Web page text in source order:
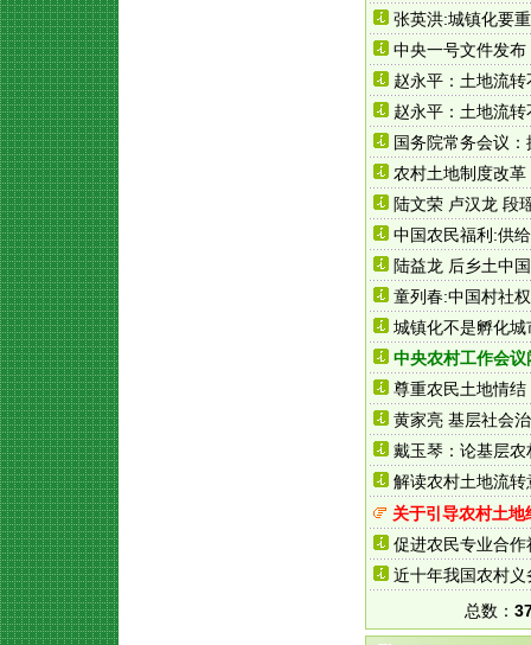
张英洪:城镇化要
中央一号文件发
赵永平：土地流
赵永平：土地流
国务院常务会议
农村土地制度改
陆文荣 卢汉龙 段
中国农民福利:供
陆益龙 后乡土中
童列春:中国村社
城镇化不是孵化城
中央农村工作会
尊重农民土地情
黄家亮 基层社会
戴玉琴：论基层
解读农村土地流
关于引导农村土
促进农民专业合作
近十年我国农村
总数：